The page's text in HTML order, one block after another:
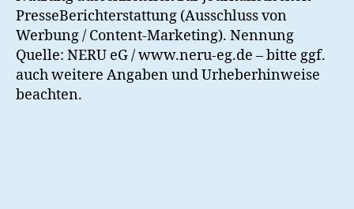
PresseBerichterstattung (Ausschluss von
Werbung / Content-Marketing). Nennung
Quelle: NERU eG / www.neru-eg.de – bitte ggf.
auch weitere Angaben und Urheberhinweise
beachten.